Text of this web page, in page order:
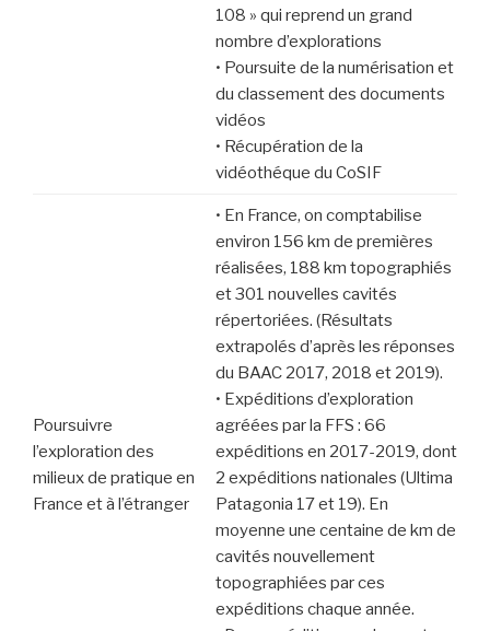
108 » qui reprend un grand
nombre d’explorations
• Poursuite de la numérisation et
du classement des documents
vidéos
• Récupération de la
vidéothéque du CoSIF
Poursuivre
l’exploration des
milieux de pratique en
France et à l’étranger
• En France, on comptabilise
environ 156 km de premières
réalisées, 188 km topographiés
et 301 nouvelles cavités
répertoriées. (Résultats
extrapolés d’après les réponses
du BAAC 2017, 2018 et 2019).
• Expéditions d’exploration
agréées par la FFS : 66
expéditions en 2017-2019, dont
2 expéditions nationales (Ultima
Patagonia 17 et 19). En
moyenne une centaine de km de
cavités nouvellement
topographiées par ces
expéditions chaque année.